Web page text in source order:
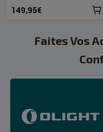
149,95€
Faites Vos